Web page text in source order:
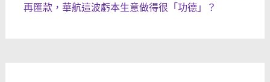
再匯款，華航這波虧本生意做得很「功德」？